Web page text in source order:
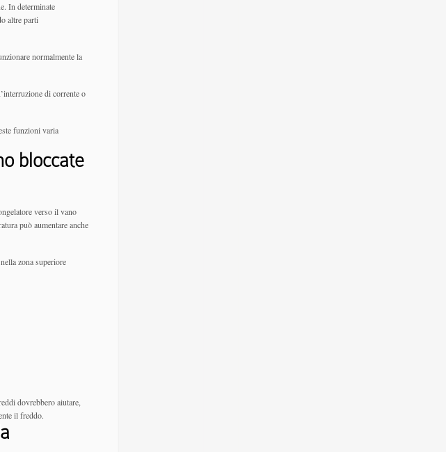
In determinate
altre parti
normalmente la
di corrente o
funzioni varia
bloccate
verso il vano
può aumentare anche
zona superiore
dovrebbero aiutare,
il freddo.